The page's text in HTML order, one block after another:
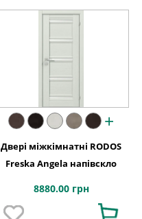
+
Двері міжкімнатні RODOS
Freska Angela напівскло
8880.00 грн